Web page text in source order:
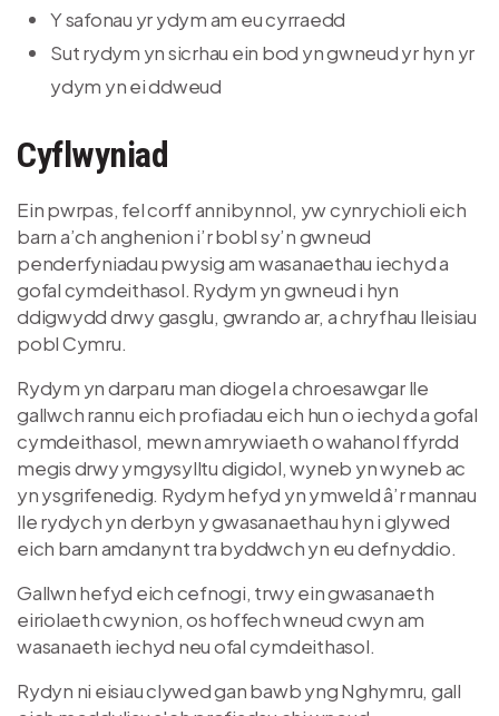
Y safonau yr ydym am eu cyrraedd
Sut rydym yn sicrhau ein bod yn gwneud yr hyn yr
ydym yn ei ddweud
Cyflwyniad
Ein pwrpas, fel corff annibynnol, yw cynrychioli eich
barn a’ch anghenion i’r bobl sy’n gwneud
penderfyniadau pwysig am wasanaethau iechyd a
gofal cymdeithasol. Rydym yn gwneud i hyn
ddigwydd drwy gasglu, gwrando ar, a chryfhau lleisiau
pobl Cymru.
Rydym yn darparu man diogel a chroesawgar lle
gallwch rannu eich profiadau eich hun o iechyd a gofal
cymdeithasol, mewn amrywiaeth o wahanol ffyrdd
megis drwy ymgysylltu digidol, wyneb yn wyneb ac
yn ysgrifenedig. Rydym hefyd yn ymweld â’r mannau
lle rydych yn derbyn y gwasanaethau hyn i glywed
eich barn amdanynt tra byddwch yn eu defnyddio.
Gallwn hefyd eich cefnogi, trwy ein gwasanaeth
eiriolaeth cwynion, os hoffech wneud cwyn am
wasanaeth iechyd neu ofal cymdeithasol.
Rydyn ni eisiau clywed gan bawb yng Nghymru, gall